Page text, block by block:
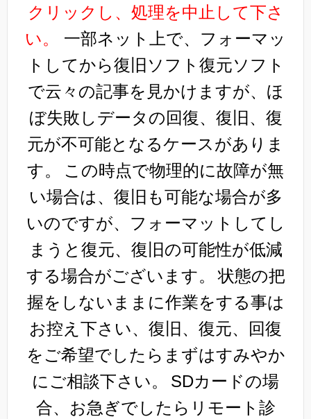
クリックし、処理を中止して下さ
い。
一部ネット上で、フォーマッ
トしてから復旧ソフト復元ソフト
で云々の記事を見かけますが、ほ
ぼ失敗しデータの回復、復旧、復
元が不可能となるケースがありま
す。
この時点で物理的に故障が無
い場合は、復旧も可能な場合が多
いのですが、フォーマットしてし
まうと復元、復旧の可能性が低減
する場合がございます。
状態の把
握をしないままに作業をする事は
お控え下さい、復旧、復元、回復
をご希望でしたらまずはすみやか
にご相談下さい。
SDカードの場
合、お急ぎでしたらリモート診